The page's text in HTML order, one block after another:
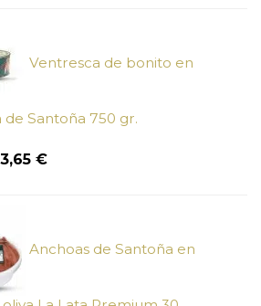
Ventresca de bonito en
de Santoña 750 gr.
€El
Anchoas de Santoña en